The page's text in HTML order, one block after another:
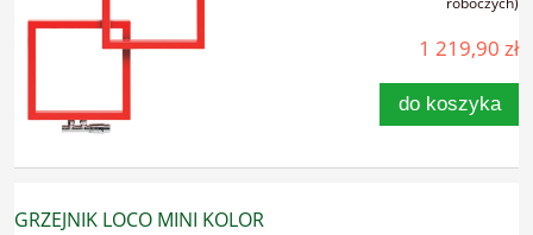
1 219,90 zł
do koszyka
GRZEJNIK LOCO MINI KOLOR